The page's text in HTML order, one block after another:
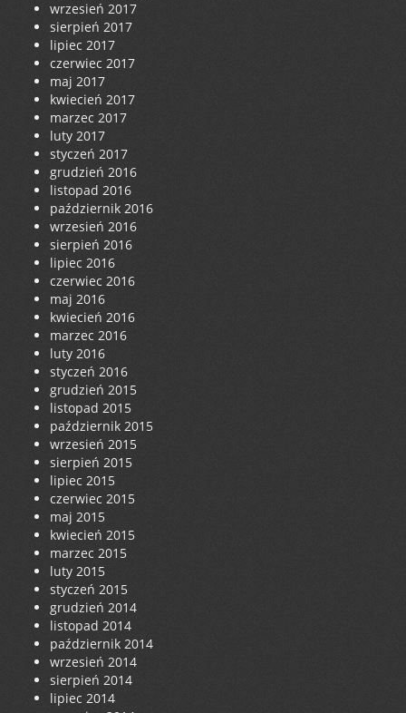
wrzesień 2017
sierpień 2017
lipiec 2017
czerwiec 2017
maj 2017
kwiecień 2017
marzec 2017
luty 2017
styczeń 2017
grudzień 2016
listopad 2016
październik 2016
wrzesień 2016
sierpień 2016
lipiec 2016
czerwiec 2016
maj 2016
kwiecień 2016
marzec 2016
luty 2016
styczeń 2016
grudzień 2015
listopad 2015
październik 2015
wrzesień 2015
sierpień 2015
lipiec 2015
czerwiec 2015
maj 2015
kwiecień 2015
marzec 2015
luty 2015
styczeń 2015
grudzień 2014
listopad 2014
październik 2014
wrzesień 2014
sierpień 2014
lipiec 2014